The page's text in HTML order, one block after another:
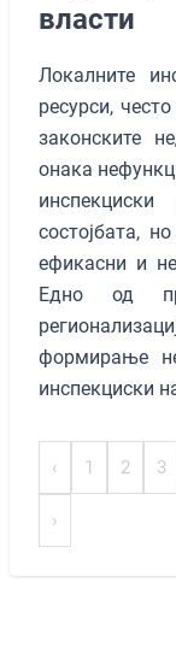
власти
Локалните
ресурси,
законските
онака
состојбата,
ефикасни и
Едно од
формирање
инспекциски
‹ 1 2 3
›